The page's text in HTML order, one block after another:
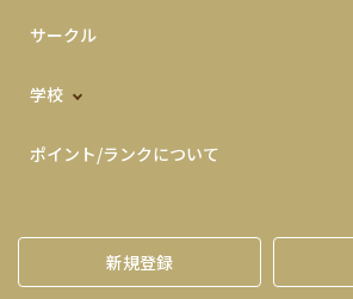
サークル
学校
ポイント/ランクについて
新規登録